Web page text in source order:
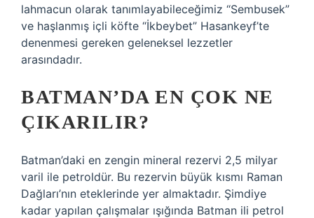
lahmacun olarak tanımlayabileceğimiz “Sembusek”
ve haşlanmış içli köfte “İkbeybet” Hasankeyf’te
denenmesi gereken geleneksel lezzetler
arasındadır.
BATMAN’DA EN ÇOK NE
ÇIKARILIR?
Batman’daki en zengin mineral rezervi 2,5 milyar
varil ile petroldür. Bu rezervin büyük kısmı Raman
Dağları’nın eteklerinde yer almaktadır. Şimdiye
kadar yapılan çalışmalar ışığında Batman ili petrol